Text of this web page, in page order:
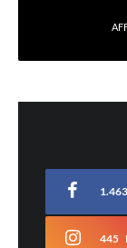
*
Commentaire*
1.463
445